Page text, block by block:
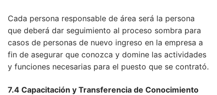
Cada persona responsable de área será la persona
que deberá dar seguimiento al proceso sombra para
casos de personas de nuevo ingreso en la empresa a
fin de asegurar que conozca y domine las actividades
y funciones necesarias para el puesto que se contrató.
7.4 Capacitación y Transferencia de Conocimiento